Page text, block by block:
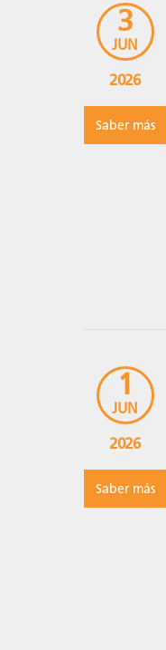
3
JUN
2026
Saber más
1
JUN
2026
Saber más